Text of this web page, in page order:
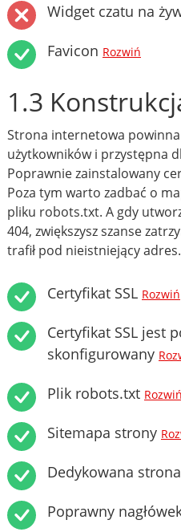
Widget czatu na
Favicon Rozwiń
1.3
Strona internetowa
użytkowników i przystępna
Poprawnie zainstalowany
Poza tym warto zadbać o
pliku robots.txt. A gdy
404, zwiększysz szanse
trafił pod nieistniejący adres.
Certyfikat SSL Rozwiń
Certyfikat SSL jest
skonfigurowany
Plik robots.txt Rozwiń
Sitemapa strony
Dedykowana
Poprawny